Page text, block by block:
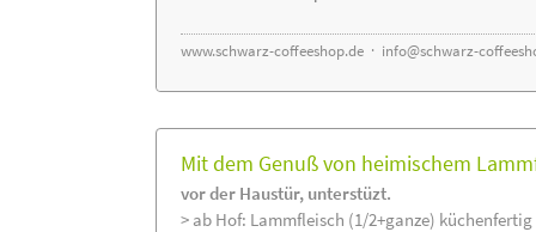
www.schwarz-coffeeshop.de · info@schwarz-
Mit dem Genuß von heimischem
vor der Haustür, unterstüzt.
> ab Hof: Lammfleisch (1/2+ganze)